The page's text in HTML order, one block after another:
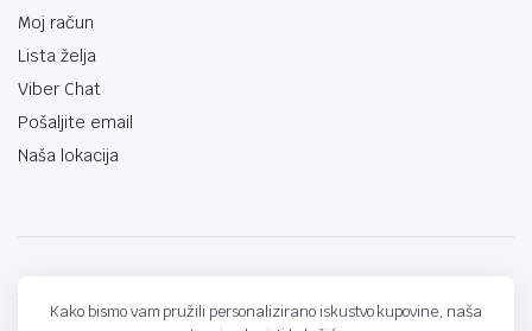
Moj račun
Lista želja
Viber Chat
Pošaljite email
Naša lokacija
Kako bismo vam pružili personalizirano iskustvo kupovine, naša